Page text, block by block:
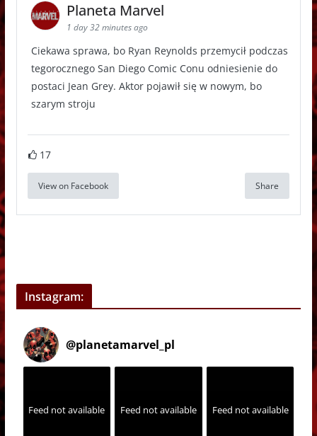
Planeta Marvel
1 day 32 minutes ago
Ciekawa sprawa, bo Ryan Reynolds przemycił podczas
tegorocznego San Diego Comic Conu odniesienie do
postaci Jean Grey. Aktor pojawił się w nowym, bo
szarym stroju
17
View on Facebook Share
Instagram:
@planetamarvel_pl
Feed not available Feed not available Feed not available